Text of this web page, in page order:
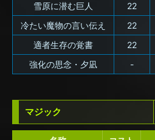
雪原に潜む巨人
22
冷たい魔物の言い伝え
22
適者生存の覚書
22
強化の思念・夕凪
-
マジック